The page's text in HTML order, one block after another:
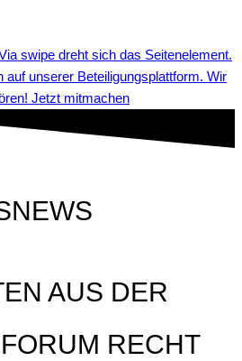
auf unserer Beteiligungsplattform. Wir
Jetzt mitmachen
AUS DER
RECHT